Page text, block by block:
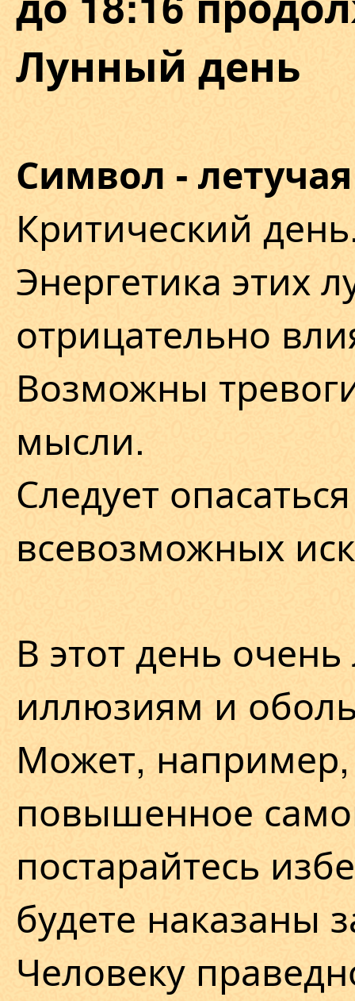
Лунный день
Символ -
Критический
Энергетика этих
отрицательно
Возможны
мысли.
Следует
всевозможных
В этот день очень
иллюзиям и
Может, например,
повышенное
постарайтесь
будете наказаны
Человеку